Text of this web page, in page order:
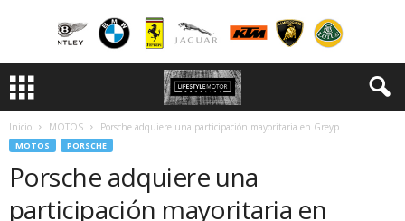
Inicio MOTOS Porsche adquiere una participación mayoritaria en Greyp
MOTOS PORSCHE
Porsche adquiere una
participación mayoritaria en